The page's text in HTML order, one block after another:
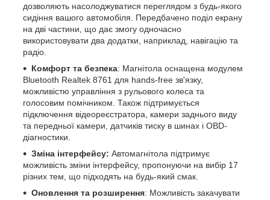
дозволяють насолоджуватися переглядом з будь-якого
сидіння вашого автомобіля. Передбачено поділ екрану
на дві частини, що дає змогу одночасно
використовувати два додатки, наприклад, навігацію та
радіо.
Комфорт та безпека: Магнітола оснащена модулем
Bluetooth Realtek 8761 для hands-free зв'язку,
можливістю управління з рульового колеса та
голосовим помічником. Також підтримується
підключення відеореєстратора, камери заднього виду
та передньої камери, датчиків тиску в шинах і OBD-
діагностики.
Зміна інтерфейсу: Автомагнітола підтримує
можливість зміни інтерфейсу, пропонуючи на вибір 17
різних тем, що підходять на будь-який смак.
Оновлення та розширення: Можливість закачувати